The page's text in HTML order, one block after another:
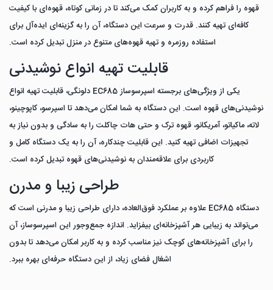
قهوه را فراهم کرده و به کاربران کمک می‌کند تا در زمانی کوتاه، قهوه‌ای با کیفیت
کافه‌ای تهیه کنند. قدرت و سرعت این دستگاه، آن را به گزینه‌ای ایده‌آل برای
استفاده روزمره و تهیه قهوه‌های متنوع در منزل تبدیل کرده است.
قابلیت تهیه انواع نوشیدنی
یکی از ویژگی‌های برجسته اسپرسوساز EC685 دلونگی، قابلیت تهیه انواع
نوشیدنی‌های قهوه است. این دستگاه به شما امکان می‌دهد تا اسپرسو، کاپوچینو،
لاته، ماکیاتو، آمریکانو، قهوه ترک و حتی هات چاکلت را به سادگی و بدون نیاز به
تجهیزات اضافی تهیه کنید. این قابلیت چندکاره، آن را به یک دستگاه کامل و
کاربردی برای علاقه‌مندان به نوشیدنی‌های قهوه تبدیل کرده است.
طراحی زیبا و مدرن
دستگاه EC685 علاوه بر عملکرد فوق‌العاده، دارای طراحی زیبا و مدرنی است که
می‌تواند به زیبایی هر آشپزخانه‌ای بیفزاید. اندازه جمع‌وجور این اسپرسوساز، آن
را برای آشپزخانه‌های کوچک نیز مناسب کرده و به کاربر امکان می‌دهد تا بدون
اشغال فضای زیاد، از این دستگاه حرفه‌ای بهره ببرد.